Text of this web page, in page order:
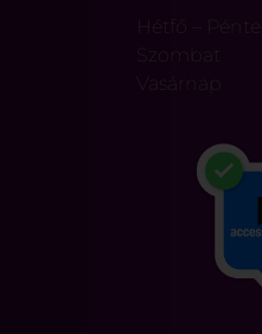
Hétfő – Péntek
Szombat
Vasárnap